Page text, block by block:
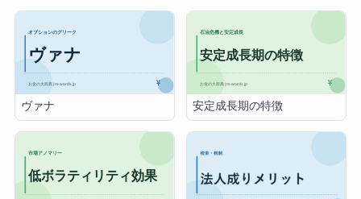
ヴァナ 安定成長期の特徴